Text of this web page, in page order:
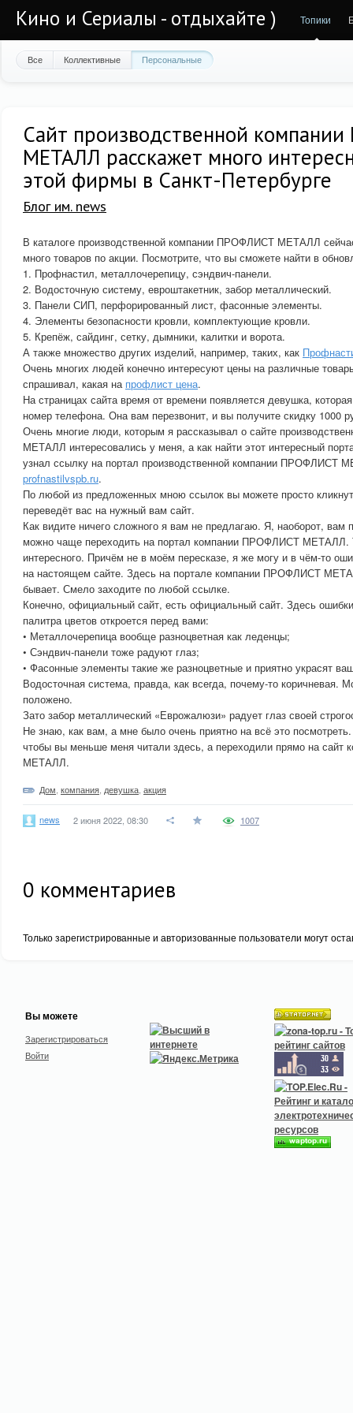
Кино и Сериалы - отдыхайте ) Топики
Все Коллективные Персональные
Сайт производственной
МЕТАЛЛ расскажет много
этой фирмы в Санкт-Петербурге
Блог им. news
В каталоге производственной компании ПРОФЛИСТ МЕТАЛЛ
много товаров по акции. Посмотрите, что вы сможете найти в
1. Профнастил, металлочерепицу, сэндвич-панели.
2. Водосточную систему, евроштакетник, забор металлический.
3. Панели СИП, перфорированный лист, фасонные элементы.
4. Элементы безопасности кровли, комплектующие кровли.
5. Крепёж, сайдинг, сетку, дымники, калитки и ворота.
А также множество других изделий, например, таких, как
Очень многих людей конечно интересуют цены на различные
спрашивал, какая на профлист цена.
На страницах сайта время от времени появляется девушка,
номер телефона. Она вам перезвонит, и вы получите скидку 1000
Очень многие люди, которым я рассказывал о сайте
МЕТАЛЛ интересовались у меня, а как найти этот интересный
узнал ссылку на портал производственной компании ПРОФЛИСТ
profnastilvspb.ru.
По любой из предложенных мною ссылок вы можете просто
переведёт вас на нужный вам сайт.
Как видите ничего сложного я вам не предлагаю. Я, наоборот, вам
можно чаще переходить на портал компании ПРОФЛИСТ МЕТАЛЛ.
интересного. Причём не в моём пересказе, я же могу и в чём-то
на настоящем сайте. Здесь на портале компании ПРОФЛИСТ
бывает. Смело заходите по любой ссылке.
Конечно, официальный сайт, есть официальный сайт. Здесь
палитра цветов откроется перед вами:
• Металлочерепица вообще разноцветная как леденцы;
• Сэндвич-панели тоже радуют глаз;
• Фасонные элементы такие же разноцветные и приятно украсят
Водосточная система, правда, как всегда, почему-то коричневая.
положено.
Зато забор металлический «Еврожалюзи» радует глаз своей
Не знаю, как вам, а мне было очень приятно на всё это
чтобы вы меньше меня читали здесь, а переходили прямо на
МЕТАЛЛ.
Дом компания девушка акция
news 2 июня 2022, 08:30 1007
0 комментариев
Только зарегистрированные и авторизованные пользователи могут
Вы можете
Зарегистрироваться
Войти